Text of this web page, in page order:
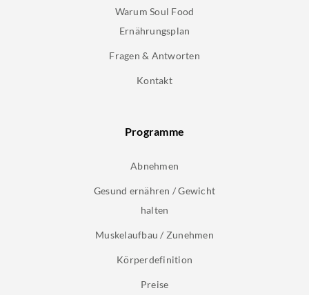
Warum Soul Food
Ernährungsplan
Fragen & Antworten
Kontakt
Programme
Abnehmen
Gesund ernähren / Gewicht
halten
Muskelaufbau / Zunehmen
Körperdefinition
Preise